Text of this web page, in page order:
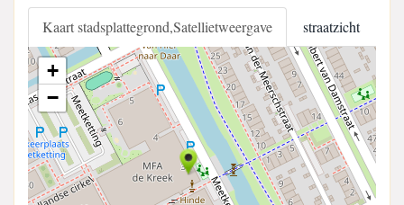
Kaart stadsplattegrond,Satellietweergave straatzicht
+
−